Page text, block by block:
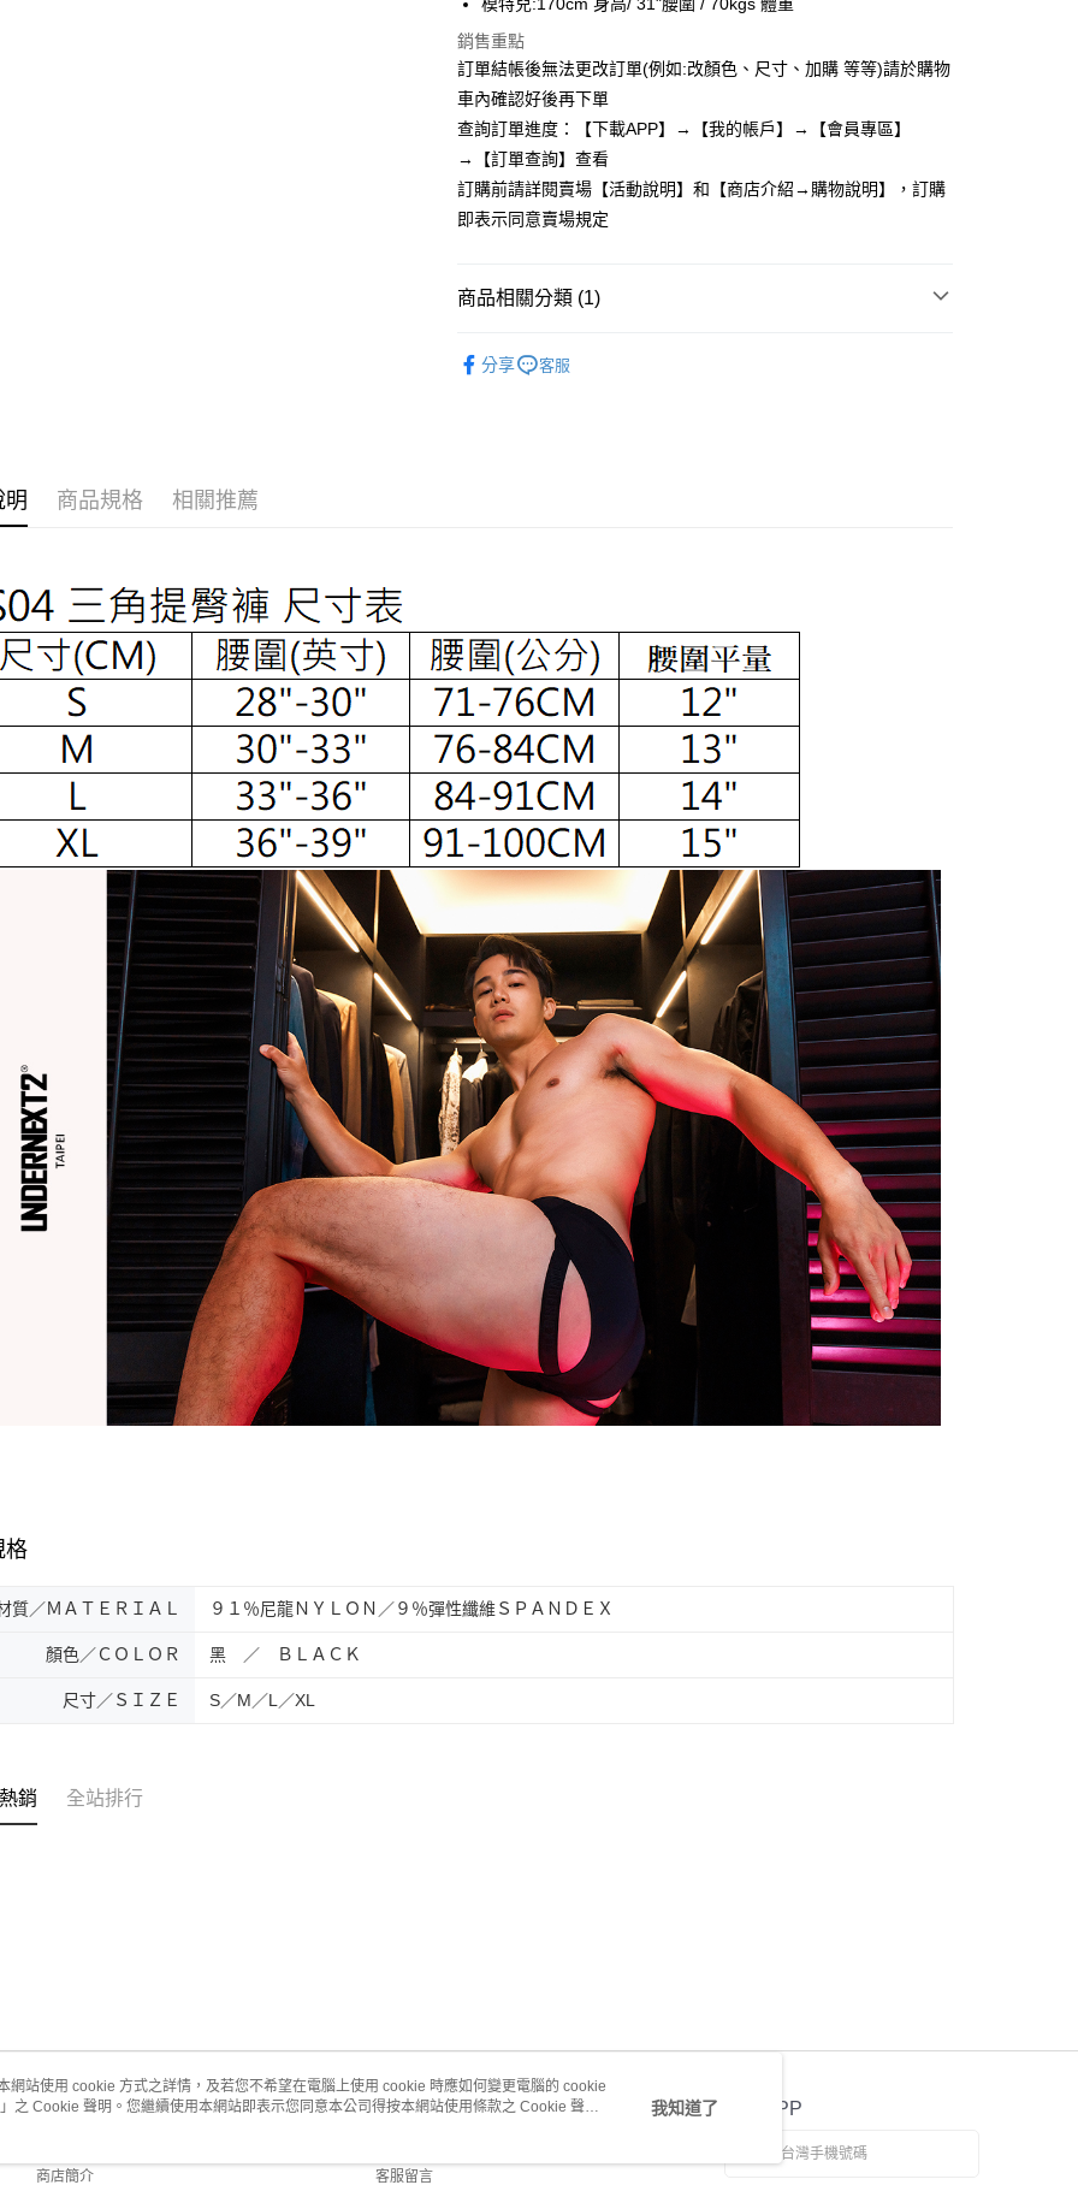
匯豐（台灣）商業銀行
華泰商業銀行
聯邦商業銀行
玉山商業銀行
星展（台灣）商業銀行
台新國際商業銀行
台灣樂天信用卡公司
臺灣中小企業銀行
台中商業銀行
匯豐（台灣）商業銀行
聯邦商業銀行
遠東國際商業銀行
元大商業銀行
台新國際商業銀行
中國信託商業銀行
台灣樂天信用卡公司
臺灣中小企業銀行
匯豐（台灣）商業銀行
華泰商業銀行
聯邦商業銀行
元大商業銀行
永豐商業銀行
玉山商業銀行
台灣樂天信用卡公司
華南商業銀行
彰化商業銀行
上海商業儲蓄銀行
兆豐國際商業銀行
臺灣中小企業銀行
華泰商業銀行
遠東國際商業銀行
元大商業銀行
永豐商業銀行
星展（台灣）商業銀行
台新國際商業銀行
中國信託商業銀行
LINE Pay
Apple Pay
街口支付
悠遊付
AFTEE先享後付
AFTEE先享後付是「在收到商品之後才付款」的支付方式。 讓您購物簡單
便利好安心！
２．便利：只要手機號碼，簡訊認證，即可結帳。
３．安心：先確認商品／服務後，再付款。
是否繳費成功／繳費後需取消欲退款等相關疑問，請聯繫「AFTEE先享後
付客戶支援中心」https://netprotections.freshdesk.com/support/home
【注意事項】
１．透過由恩沛科技股份有限公司提供之「AFTEE先享後付」服務完成之
交易，需依本服務之必要範圍內提供個人資料，並將交易相關給付款項請
求債權轉讓予恩沛科技股份有限公司。
２．關於個人資料處理事宜，請瀏覽以下網址：
https://aftee.tw/terms/#terms3
３．未成年的使用者請事先徵得法定代理人或監護人之同意方可使用
「AFTEE先享後付」，若未經同意申辦者引起之損失，本公司不負相關責
任。
４．使用「AFTEE先享後付」時，將依據個別帳號之用戶狀況，依本公司
即時審查核予不同之上限額度；若仍有額度不足之情形，本公司將視審查
結果請求用戶進行身份認證。
５．嚴禁一人註冊多個帳號或使用他人資訊註冊。若發現惡意使用之情
形，恩沛科技股份有限公司將有權停止該用戶之使用額度並採取法律行
動。
運送方式
付款後7-11取貨
每筆NT$65，滿NT$1,000(含以上)免運費
宅配
每筆NT$105，滿NT$1,000(含以上)免運費
郵局國際包裹寄送
國家/地區配送順豐特快
銷售重點
訂單結帳後無法更改訂單(例如:改顏色、尺寸、加購 等等)請於購物
車內確認好後再下單
查詢訂單進度：【下載APP】→【我的帳戶】→【會員專區】
→【訂單查詢】查看
訂購前請詳閱賣場【活動說明】和【商店介紹→購物說明】，訂購
即表示同意賣場規定
商品相關分類 (1)
分享
客服
明 商品規格 相關推薦
格
質／ＭＡＴＥＲＩＡＬ ９１％尼龍ＮＹＬＯＮ／９％彈性纖維ＳＰＡＮＤＥＸ
顏色／ＣＯＬＯＲ 黑 ／ ＢＬＡＣＫ
尺寸／ＳＩＺＥ S／M／L／XL
銷 全站排行
關於我們
商店簡介
客服資訊
客服留言
官方APP
網站使用 cookie 方式之詳情，及若您不希望在電腦上使用 cookie 時應如何變更電腦的 cookie
」之 Cookie 聲明。您繼續使用本網站即表示您同意本公司得按本網站使用條款之 Cookie 聲明
我知道了